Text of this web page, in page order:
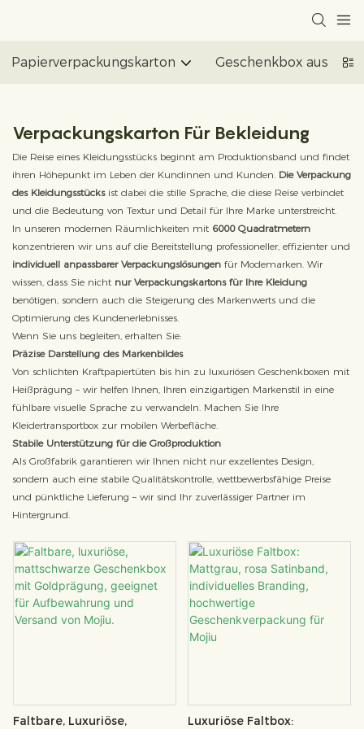
Papierverpackungskarton Geschenkbox aus
Verpackungskarton Für Bekleidung
Die Reise eines Kleidungsstücks beginnt am Produktionsband und findet
ihren Höhepunkt im Leben der Kundinnen und Kunden. Die Verpackung
des Kleidungsstücksist dabei die stille Sprache, die diese Reise verbindet
und die Bedeutung von Textur und Detail für Ihre Marke unterstreicht.
In unseren modernen Räumlichkeiten mit 6000 Quadratmetern
konzentrieren wir uns auf die Bereitstellung professioneller, effizienter und
individuell anpassbarer Verpackungslösungen für Modemarken. Wir
wissen, dass Sie nicht nur Verpackungskartons für Ihre Kleidung
benötigen, sondern auch die Steigerung des Markenwerts und die
Optimierung des Kundenerlebnisses.
Wenn Sie uns begleiten, erhalten Sie:
Präzise Darstellung des Markenbildes
Von schlichten Kraftpapiertüten bis hin zu luxuriösen Geschenkboxen mit
Heißprägung – wir helfen Ihnen, Ihren einzigartigen Markenstil in eine
fühlbare visuelle Sprache zu verwandeln. Machen Sie Ihre
Kleidertransportbox zur mobilen Werbefläche.
Stabile Unterstützung für die Großproduktion
Als Großfabrik garantieren wir Ihnen nicht nur exzellentes Design,
sondern auch eine stabile Qualitätskontrolle, wettbewerbsfähige Preise
und pünktliche Lieferung – wir sind Ihr zuverlässiger Partner im
Hintergrund.
Faltbare, Luxuriöse,
Luxuriöse Faltbox: